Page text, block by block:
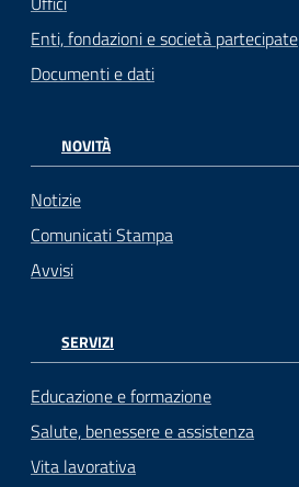
Enti, fondazioni e società partecipate
Documenti e dati
NOVITÀ
Notizie
Comunicati Stampa
Avvisi
SERVIZI
Educazione e formazione
Salute, benessere e assistenza
Vita lavorativa